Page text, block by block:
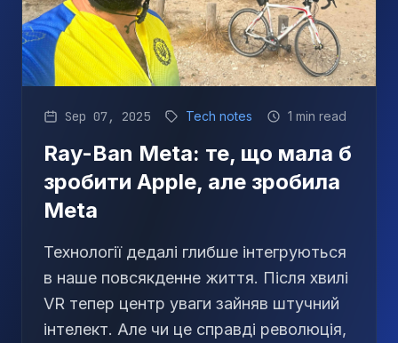
Sep 07, 2025 Tech notes 1 min read
Ray-Ban Meta: те, що мала б
зробити Apple, але зробила
Meta
Технології дедалі глибше інтегруються
в наше повсякденне життя. Після хвилі
VR тепер центр уваги зайняв штучний
інтелект. Але чи це справді революція,